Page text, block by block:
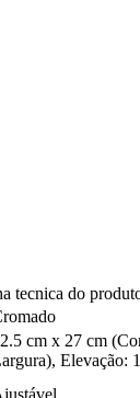
tecnica do
cm x 27 cm
Elevação: